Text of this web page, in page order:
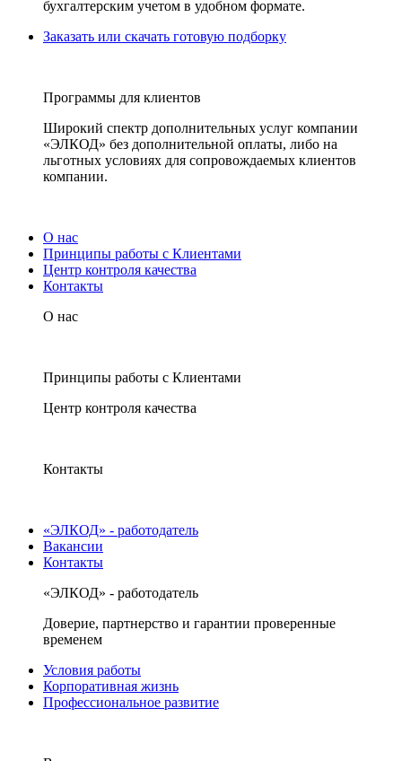
бухгалтерским учетом в удобном формате.
Заказать или скачать готовую подборку
Программы для клиентов
Широкий спектр дополнительных услуг компании
«ЭЛКОД» без дополнительной оплаты, либо на
льготных условиях для сопровождаемых клиентов
компании.
О нас
Принципы работы с Клиентами
Центр контроля качества
Контакты
О нас
Принципы работы с Клиентами
Центр контроля качества
Контакты
«ЭЛКОД» - работодатель
Вакансии
Контакты
«ЭЛКОД» - работодатель
Доверие, партнерство и гарантии проверенные
временем
Условия работы
Корпоративная жизнь
Профессиональное развитие